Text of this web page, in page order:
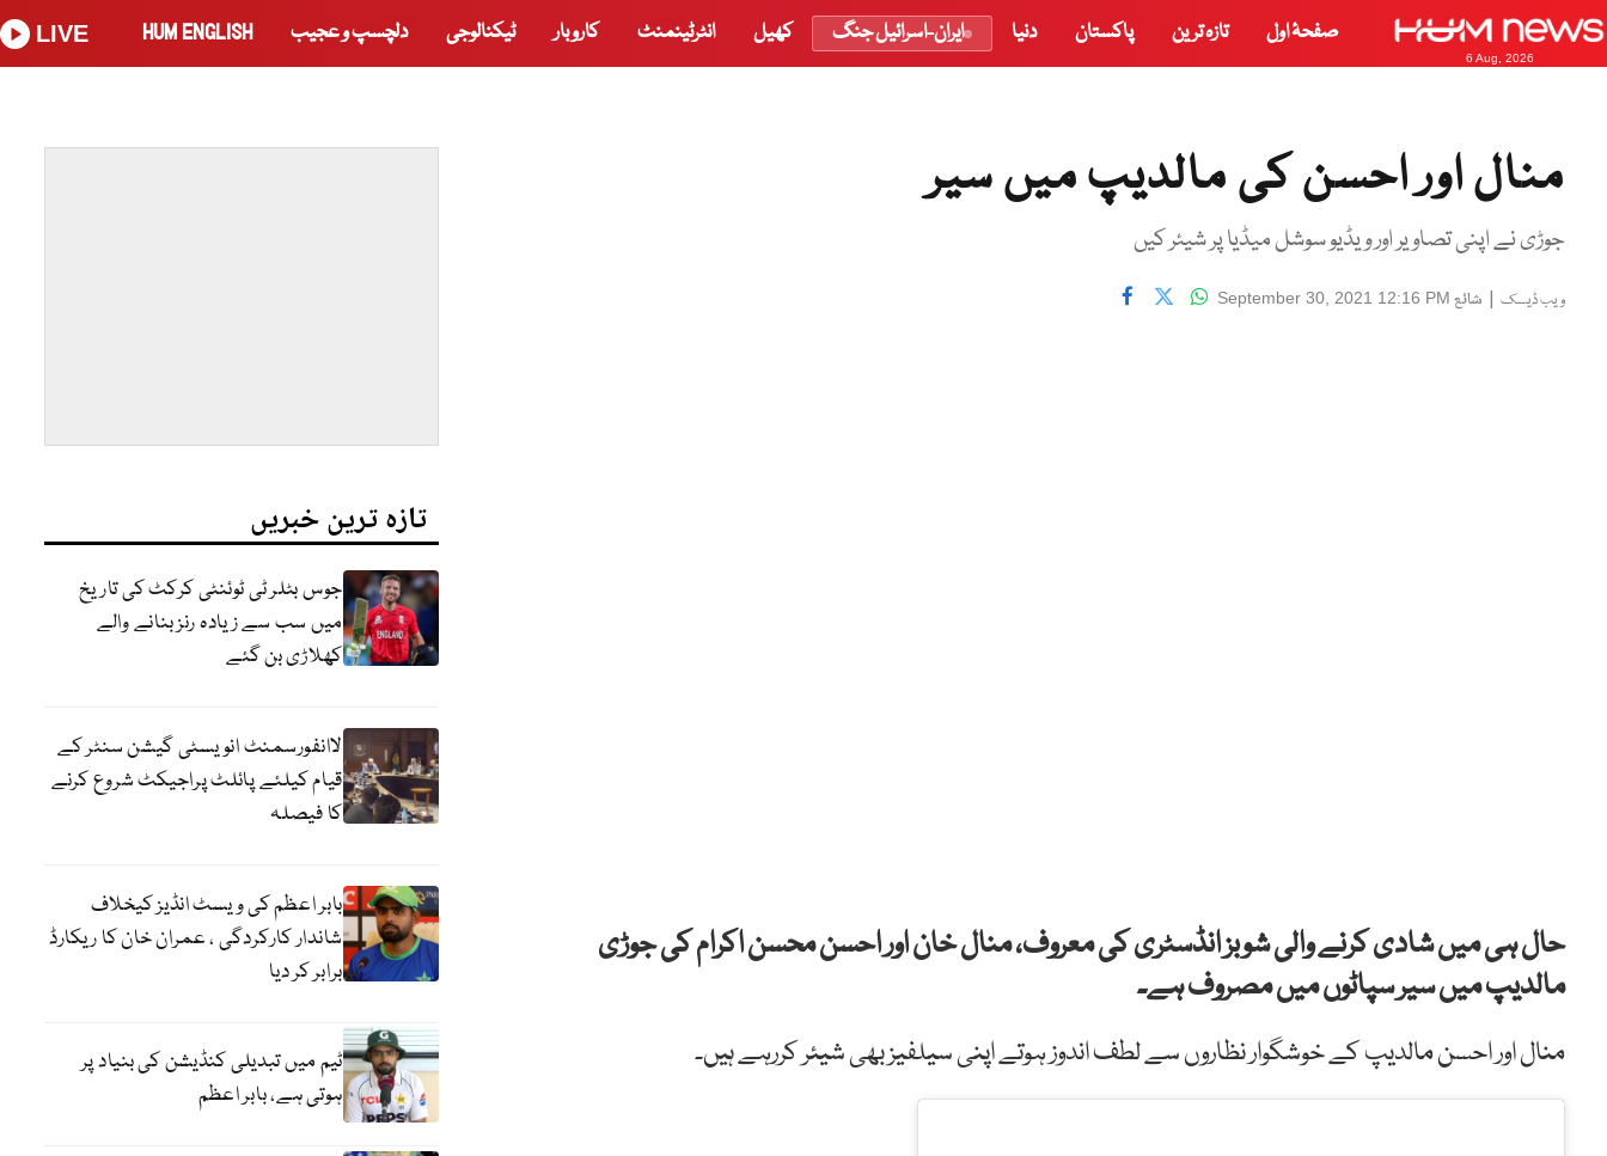
6 Aug, 2026
صفحۂ اول تازہ ترین پاکستان دنیا ایران-اسرائیل جنگ کھیل انٹرٹینمنٹ کاروبار ٹیکنالوجی دلچسپ و عجیب HUM ENGLISH
LIVE
منال اور احسن کی مالدیپ میں سیر
جوڑی نے اپنی تصاویر اور ویڈیو سوشل میڈیا پر شیئر کیں
ویب ڈیسک | شائع September 30, 2021 12:16 PM
حال ہی میں شادی کرنے والی شوبز انڈسٹری کی معروف، منال خان اور احسن محسن اکرام کی جوڑی
مالدیپ میں سیر سپاٹوں میں مصروف ہے۔
منال اور احسن مالدیپ کے خوشگوار نظاروں سے لطف اندوز ہوتے اپنی سیلفیز بھی شیئر کررہے ہیں۔
تازہ ترین خبریں
جوس بٹلر ٹی ٹوئنٹی کرکٹ کی تاریخ
میں سب سے زیادہ رنز بنانے والے
کھلاڑی بن گئے
لاانفورسمنٹ انویسٹی گیشن سنٹر کے
قیام کیلئے پائلٹ پراجیکٹ شروع کرنے
کا فیصلہ
بابر اعظم کی ویسٹ انڈیز کیخلاف
شاندار کارکردگی ، عمران خان کا ریکارڈ
برابر کر دیا
ٹیم میں تبدیلی کنڈیشن کی بنیاد پر
ہوتی ہے، بابر اعظم